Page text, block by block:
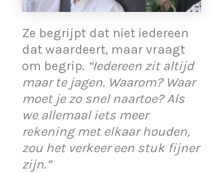
Ze begrijpt dat niet iedereen
dat waardeert, maar vraagt
om begrip. “Iedereen zit altijd
maar te jagen. Waarom? Waar
moet je zo snel naartoe? Als
we allemaal iets meer
rekening met elkaar houden,
zou het verkeer een stuk fijner
zijn.”